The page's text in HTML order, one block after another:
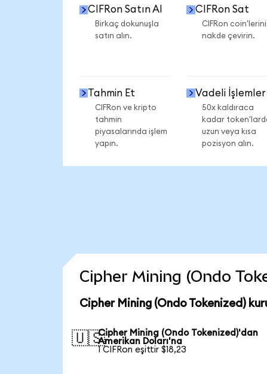
CIFRon Satın Al
Birkaç dokunuşla
satın alın.
CIFRon Sat
CIFRon
nakde çevirin.
Tahmin Et
CIFRon ve kripto
tahmin
piyasalarında işlem
yapın.
Vadeli İşlemler
50x kaldıraca
kadar
uzun veya kısa
pozisyon alın.
Cipher Mining (Ondo
Cipher Mining (Ondo Tokenized)
🇺🇸Cipher Mining (Ondo Tokenized)'dan
Amerikan Doları'na
1 CIFRon eşittir $18,23